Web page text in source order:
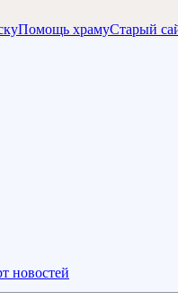
Помощь храмуСтарый